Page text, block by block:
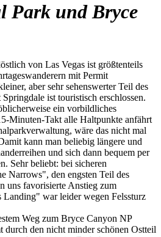
Park und Bryce
von Las Vegas ist größtenteils
mit Permit
aber sehr sehenswerter Teil des
ist touristisch erschlossen.
ein vorbildliches
Minuten-Takt alle Haltpunkte anfährt
wäre das nicht mal
kann man beliebig längere und
und sich dann bequem per
Sehr beliebt: bei sicheren
Narrows", den engsten Teil des
uns favorisierte Anstieg zum
war leider wegen Felssturz
Weg zum Bryce Canyon NP
durch den nicht minder schönen Ostteil